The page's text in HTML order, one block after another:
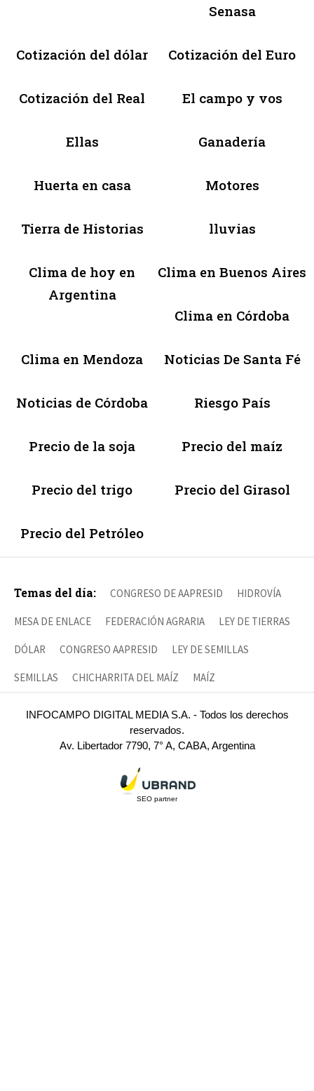
Senasa
Cotización del dólar Cotización del Euro
Cotización del Real El campo y vos
Ellas Ganadería
Huerta en casa Motores
Tierra de Historias lluvias
Clima de hoy en
Argentina
Clima en Buenos Aires
Clima en Córdoba
Clima en Mendoza Noticias De Santa Fé
Noticias de Córdoba Riesgo País
Precio de la soja Precio del maíz
Precio del trigo Precio del Girasol
Precio del Petróleo
Temas del día: CONGRESO DE AAPRESID HIDROVÍA
MESA DE ENLACE FEDERACIÓN AGRARIA LEY DE TIERRAS
DÓLAR CONGRESO AAPRESID LEY DE SEMILLAS
SEMILLAS CHICHARRITA DEL MAÍZ MAÍZ
INFOCAMPO DIGITAL MEDIA S.A. - Todos los derechos
reservados.
Av. Libertador 7790, 7° A, CABA, Argentina
SEO partner